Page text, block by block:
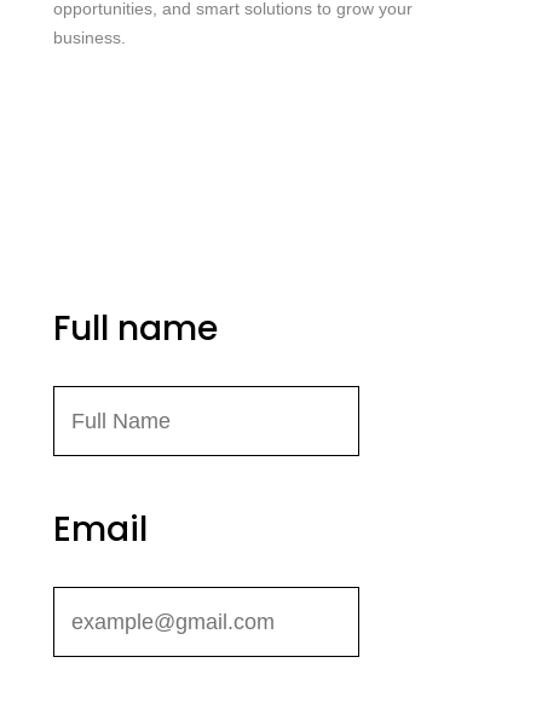
opportunities, and smart solutions to grow your
business.
Full name
Email